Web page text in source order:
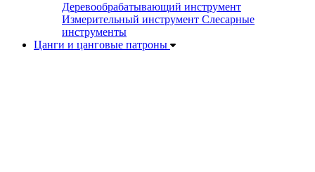
Деревообрабатывающий инструмент
Измерительный инструмент Слесарные
инструменты
Цанги и цанговые патроны